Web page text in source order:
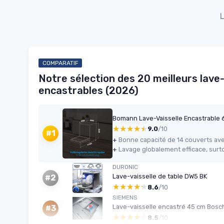
COMPARATIF
Notre sélection des 20 meilleurs
encastrables (2026)
#1 ★★★★★
★★★★★ 9.0/10
+
+
#2
DURONIC
Lave-vaisselle de table DW5 BK
★★★★★
★★★★★ 8.6/10
#3
SIEMENS
Lave-vaisselle encastré 45 cm
★★★★★
★★★★★ 8.5 /10